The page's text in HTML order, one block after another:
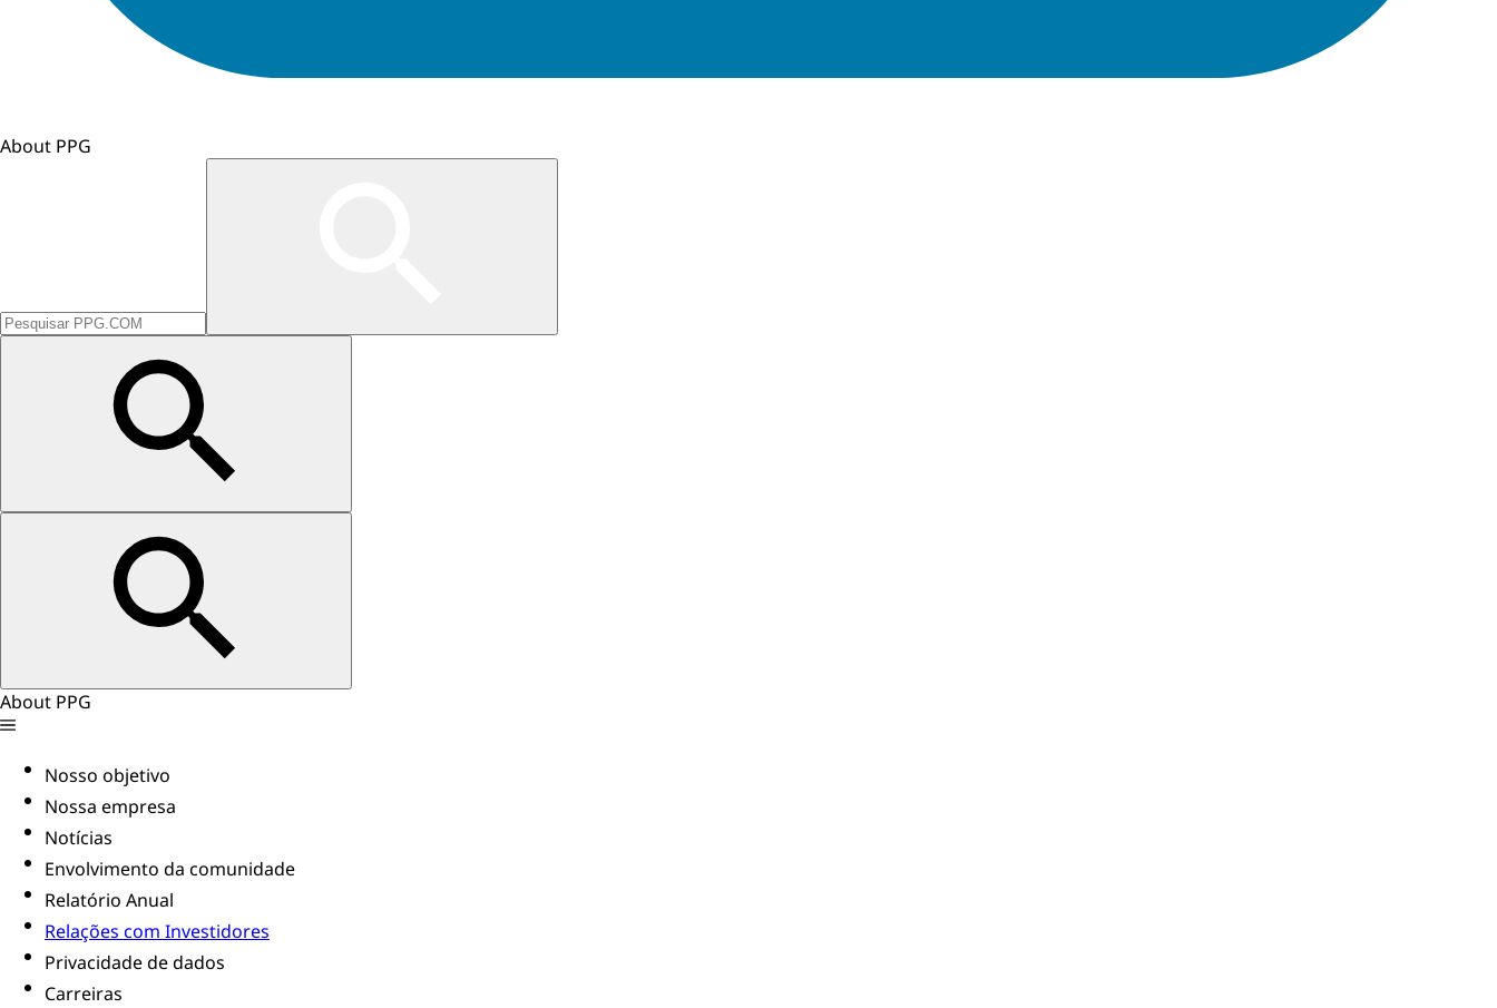
About PPG
About PPG
Nosso objetivo
Nossa empresa
Notícias
Envolvimento da comunidade
Relatório Anual
Relações com Investidores
Privacidade de dados
Carreiras